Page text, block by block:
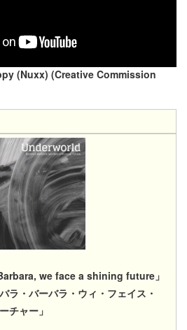
(Nuxx) (Creative Commission
we face a shining future」
ラ・バーバラ・ウィ・フェイス・
チャー」